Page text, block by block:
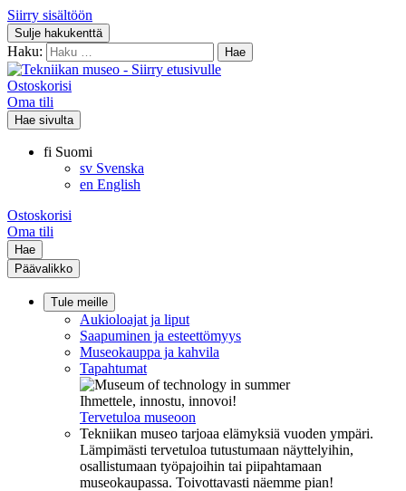
Siirry sisältöön
Sulje hakukenttä
Haku:
Ostoskorisi
Oma tili
Hae sivulta
fi Suomi
sv Svenska
en English
Ostoskorisi
Oma tili
Hae
Päävalikko
Tule meille
Aukioloajat ja liput
Saapuminen ja esteettömyys
Museokauppa ja kahvila
Tapahtumat
Ihmettele, innostu, innovoi!
Tervetuloa museoon
Tekniikan museo tarjoaa elämyksiä vuoden ympäri.
Lämpimästi tervetuloa tutustumaan näyttelyihin,
osallistumaan työpajoihin tai piipahtamaan
museokaupassa. Toivottavasti näemme pian!